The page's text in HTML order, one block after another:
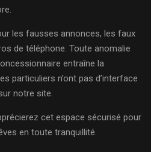
les fausses annonces, les faux
de téléphone. Toute anomalie
entraîne la
particuliers n’ont pas d’interface
notre site.
cet espace sécurisé pour
en toute tranquillité.